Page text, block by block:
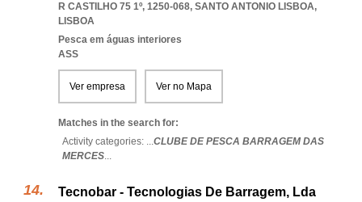
R CASTILHO 75 1º, 1250-068, SANTO ANTONIO LISBOA,
LISBOA
Pesca em águas interiores
ASS
Ver empresa Ver no Mapa
Matches in the search for:
Activity categories: ...CLUBE DE PESCA BARRAGEM DAS
MERCES...
Tecnobar - Tecnologias De Barragem, Lda